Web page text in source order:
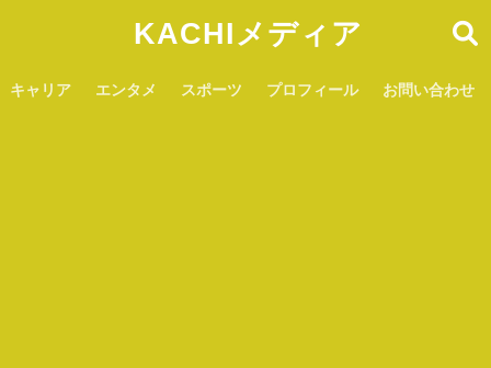
KACHIメディア
キャリア エンタメ スポーツ プロフィール お問い合わせ